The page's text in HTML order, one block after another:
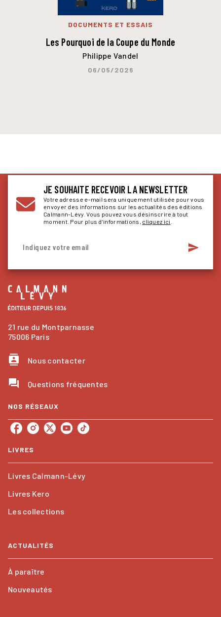
DOCUMENTS ET ESSAIS
Les Pourquoi de la Coupe du Monde
Philippe Vandel
06/05/2026
JE SOUHAITE RECEVOIR LA NEWSLETTER
Votre adresse e-mail sera uniquement utilisée pour vous
envoyer des informations sur les actualités des éditions
Calmann-Lévy. Vous pouvez vous désinscrire à tout
moment. Pour plus d’informations, cliquez ici
Indiquez votre email send
21 rue du Montparnasse
75006 Paris
contacts Nous contacter
question_answer Questions fréquentes
NOS RÉSEAUX
LIVRES
Livres Calmann-Lévy
Livres Kero
Les collections
ACTUALITÉS
À paraître
Nouveautés